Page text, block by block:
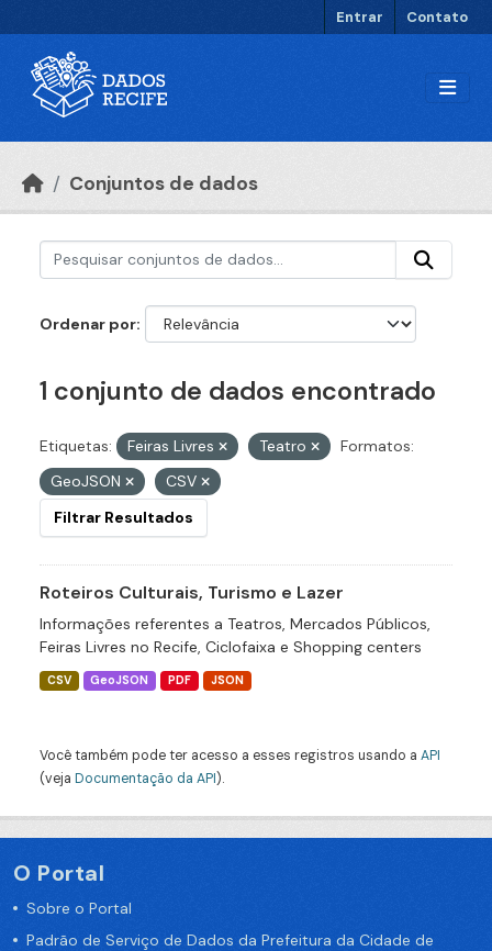
Entrar Contato
Conjuntos de dados
Ordenar por
1 conjunto de dados encontrado
Etiquetas: Feiras Livres Teatro
Formatos:
GeoJSON
CSV
Filtrar Resultados
Roteiros Culturais, Turismo e Lazer
Informações referentes a Teatros, Mercados Públicos,
Feiras Livres no Recife, Ciclofaixa e Shopping centers
CSV GeoJSON PDF JSON
Você também pode ter acesso a esses registros usando a API
(veja Documentação da API).
O Portal
Sobre o Portal
Padrão de Serviço de Dados da Prefeitura da Cidade de